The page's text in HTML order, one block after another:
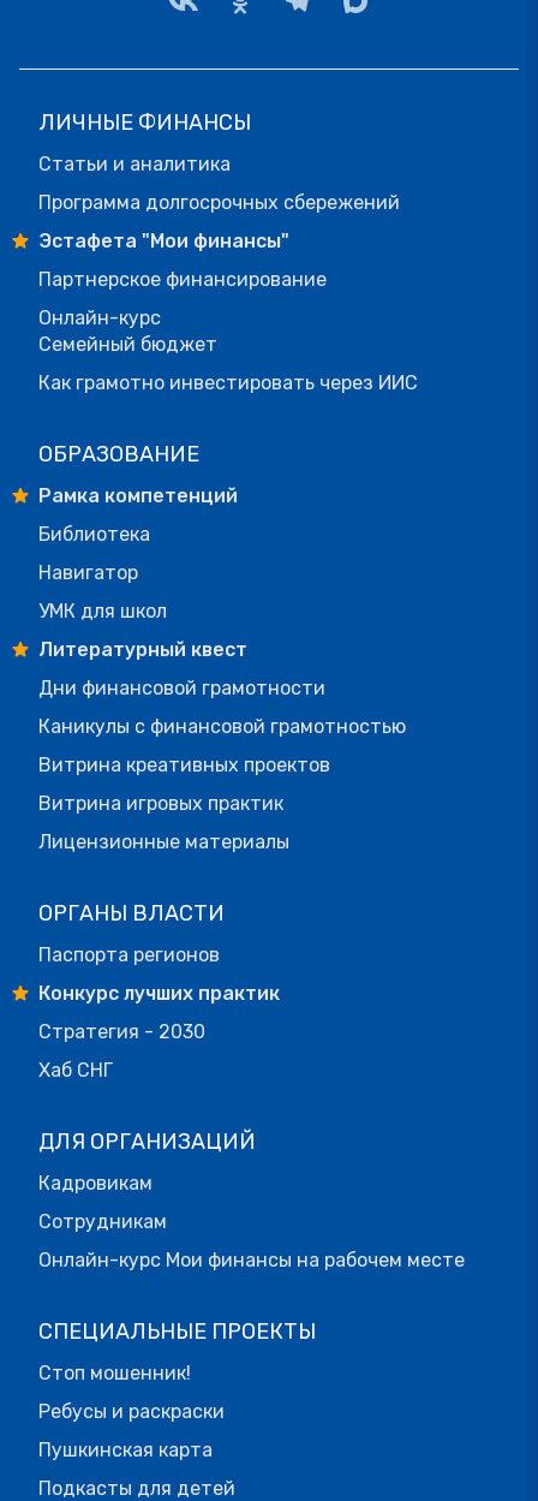
ЛИЧНЫЕ ФИНАНСЫ
Статьи и аналитика
Программа долгосрочных сбережений
Эстафета "Мои финансы"
Партнерское финансирование
Онлайн-курс
Семейный бюджет
Как грамотно инвестировать через ИИС
ОБРАЗОВАНИЕ
Рамка компетенций
Библиотека
Навигатор
УМК для школ
Литературный квест
Дни финансовой грамотности
Каникулы с финансовой грамотностью
Витрина креативных проектов
Витрина игровых практик
Лицензионные материалы
ОРГАНЫ ВЛАСТИ
Паспорта регионов
Конкурс лучших практик
Стратегия - 2030
Хаб СНГ
ДЛЯ ОРГАНИЗАЦИЙ
Кадровикам
Сотрудникам
Онлайн-курс Мои финансы на рабочем месте
СПЕЦИАЛЬНЫЕ ПРОЕКТЫ
Стоп мошенник!
Ребусы и раскраски
Пушкинская карта
Подкасты для детей